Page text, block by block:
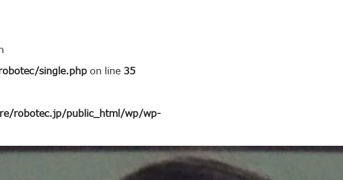
single.php on line 35
robotec.jp/public_html/wp/wp-